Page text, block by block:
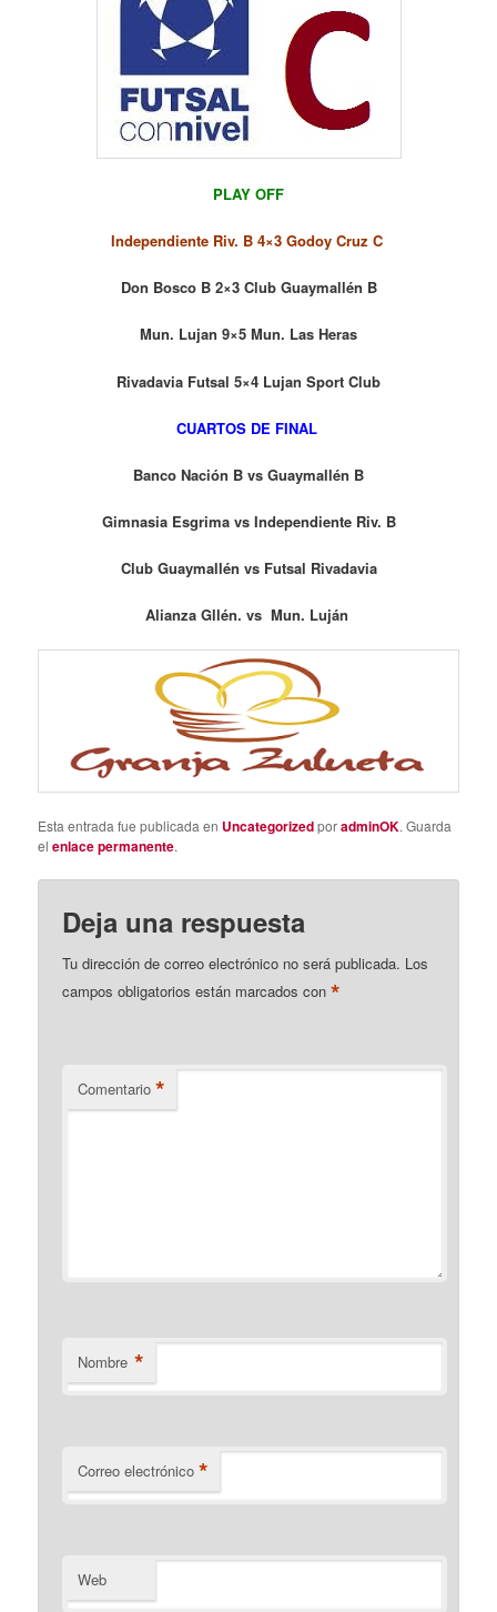
PLAY OFF
Independiente Riv. B 4×3 Godoy Cruz C
Don Bosco B 2×3 Club Guaymallén B
Mun. Lujan 9×5 Mun. Las Heras
Rivadavia Futsal 5×4 Lujan Sport Club
CUARTOS DE FINAL
Banco Nación B vs Guaymallén B
Gimnasia Esgrima vs Independiente Riv. B
Club Guaymallén vs Futsal Rivadavia
Alianza Gllén. vs Mun. Luján
Esta entrada fue publicada en UncategorizedporadminOK. Guarda
elenlace permanente.
Deja una respuesta
Tu dirección de correo electrónico no será publicada. Los
campos obligatorios están marcados con*
Comentario *
Nombre *
Correo electrónico *
Web